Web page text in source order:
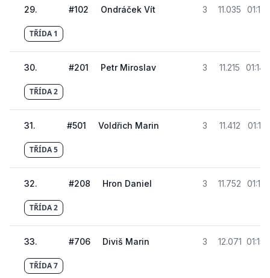
29. #102 Ondráček Vít 3 11.035
TŘÍDA 1
30. #201 Petr Miroslav 3 11.215
TŘÍDA 2
31. #501 Voldřich Marin 3 11.412
TŘÍDA 5
32. #208 Hron Daniel 3 11.752
TŘÍDA 2
33. #706 Diviš Marin 3 12.071
TŘÍDA 7